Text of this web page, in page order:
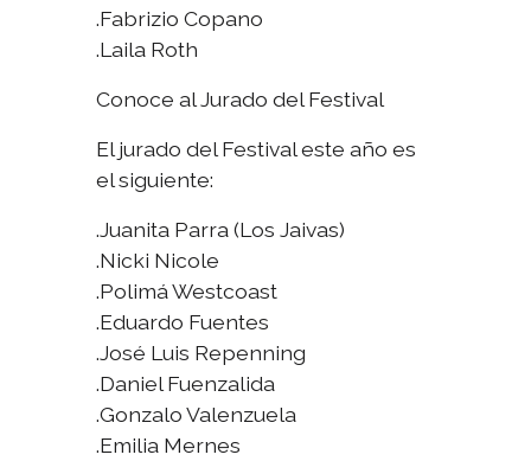
.Fabrizio Copano
.Laila Roth
Conoce al Jurado del Festival
El jurado del Festival este año es
el siguiente:
.Juanita Parra (Los Jaivas)
.Nicki Nicole
.Polimá Westcoast
.Eduardo Fuentes
.José Luis Repenning
.Daniel Fuenzalida
.Gonzalo Valenzuela
.Emilia Mernes